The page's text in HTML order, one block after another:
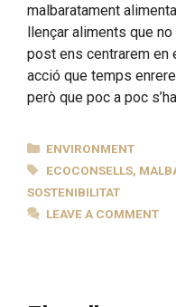
malbaratament
llençar aliments que
post ens centrarem en
acció que temps
però que poc a poc
CATEGORIES
ENVIRONMENT
TAGS
ECOCONSELLS,
SOSTENIBILITAT
LEAVE A COMMENT